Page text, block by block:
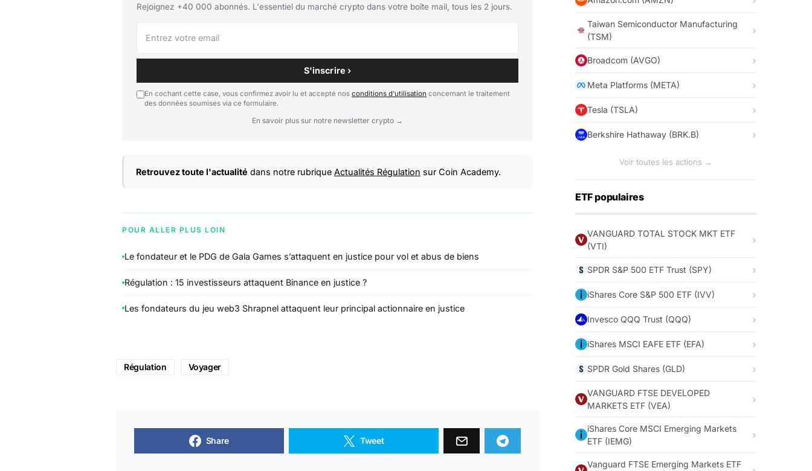
Rejoignez +40 000 abonnés. L'essentiel du marché crypto dans votre boîte mail, tous les 2 jours.
S'inscrire ›
En cochant cette case, vous confirmez avoir lu et accepté nos conditions d'utilisation concernant le traitement
des données soumises via ce formulaire.
En savoir plus sur notre newsletter crypto →
Retrouvez toute l'actualité dans notre rubrique Actualités Régulation sur Coin Academy.
POUR ALLER PLUS LOIN
Le fondateur et le PDG de Gala Games s’attaquent en justice pour vol et abus de biens
Régulation : 15 investisseurs attaquent Binance en justice ?
Les fondateurs du jeu web3 Shrapnel attaquent leur principal actionnaire en justice
Régulation Voyager
Share Tweet
Taiwan Semiconductor Manufacturing
(TSM)
Broadcom (AVGO)
Meta Platforms (META)
Tesla (TSLA)
Berkshire Hathaway (BRK.B)
Voir toutes les actions →
ETF populaires
VANGUARD TOTAL STOCK MKT ETF
(VTI)
SPDR S&P 500 ETF Trust (SPY)
iShares Core S&P 500 ETF (IVV)
Invesco QQQ Trust (QQQ)
iShares MSCI EAFE ETF (EFA)
SPDR Gold Shares (GLD)
VANGUARD FTSE DEVELOPED
MARKETS ETF (VEA)
iShares Core MSCI Emerging Markets
ETF (IEMG)
Vanguard FTSE Emerging Markets ETF